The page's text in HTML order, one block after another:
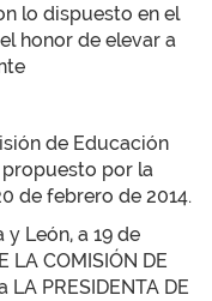
lo dispuesto en el
honor de elevar a
de Educación
por la
de febrero de 2014.
León, a 19 de
LA COMISIÓN DE
LA PRESIDENTA DE